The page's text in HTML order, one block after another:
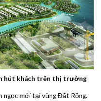
hút khách trên thị trường
ngọc mới tại vùng Đất Rồng.